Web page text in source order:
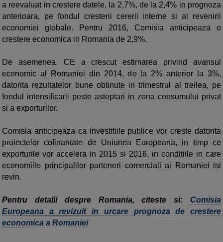
a reevaluat in crestere datele, la 2,7%, de la 2,4% in prognoza
anterioara, pe fondul cresterii cererii interne si al revenirii
economiei globale. Pentru 2016, Comisia anticipeaza o
crestere economica in Romania de 2,9%.
De asemenea, CE a crescut estimarea privind avansul
economic al Romaniei din 2014, de la 2% anterior la 3%,
datorita rezultatelor bune obtinute in trimestrul al treilea, pe
fondul intensificarii peste asteptari in zona consumului privat
si a exporturilor.
Comisia anticipeaza ca investitiile publice vor creste datorita
proiectelor cofinantate de Uniunea Europeana, in timp ce
exporturile vor accelera in 2015 si 2016, in conditiile in care
economiile principalilor parteneri comerciali ai Romaniei isi
revin.
Pentru detalii despre Romania, citeste si: Comisia
Europeana a revizuit in urcare prognoza de crestere
economica a Romaniei